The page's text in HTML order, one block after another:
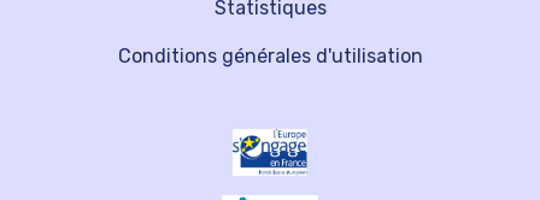
Statistiques
Conditions générales d'utilisation